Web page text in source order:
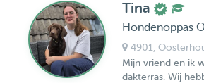
Tina
Hondenoppas
4901
,
Mijn vriend en ik
dakterras. Wij